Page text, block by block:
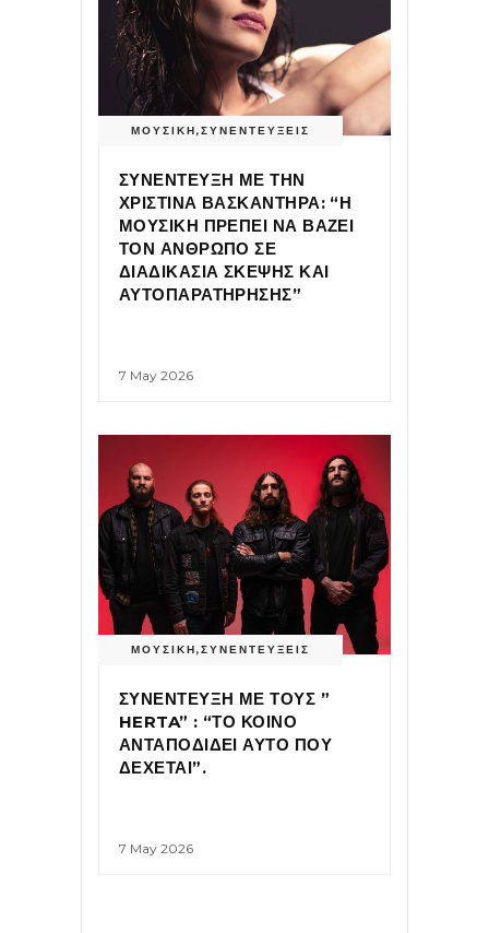
ΜΟΥΣΙΚΗ,ΣΥΝΕΝΤΕΥΞΕΙΣ
ΣΥΝΕΝΤΕΥΞΗ ΜΕ ΤΗΝ
ΧΡΙΣΤΙΝΑ ΒΑΣΚΑΝΤΗΡΑ: “Η
ΜΟΥΣΙΚΗ ΠΡΕΠΕΙ ΝΑ ΒΑΖΕΙ
ΤΟΝ ΑΝΘΡΩΠΟ ΣΕ
ΔΙΑΔΙΚΑΣΙΑ ΣΚΕΨΗΣ ΚΑΙ
ΑΥΤΟΠΑΡΑΤΗΡΗΣΗΣ”
7 May 2026
ΜΟΥΣΙΚΗ,ΣΥΝΕΝΤΕΥΞΕΙΣ
ΣΥΝΕΝΤΕΥΞΗ ΜΕ ΤΟΥΣ ”
HERTA” : “ΤΟ ΚΟΙΝΟ
ΑΝΤΑΠΟΔΙΔΕΙ ΑΥΤΟ ΠΟΥ
ΔΕΧΕΤΑΙ”.
7 May 2026